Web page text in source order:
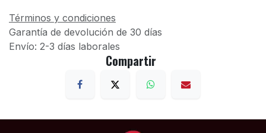
Términos y condiciones
Garantía de devolución de 30 días
Envío: 2-3 días laborales
Compartir